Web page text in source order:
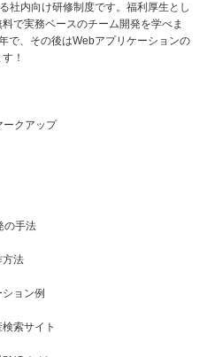
社内向け研修制度です。福利厚生とし
で実務ベースのチーム開発を学べま
で、その後はWebアプリケーションの
！
ークアップ
の手法
方法
ョン例
索サイト